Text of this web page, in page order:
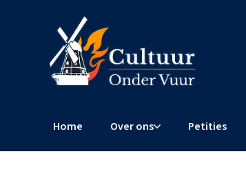
Home Over ons Petities